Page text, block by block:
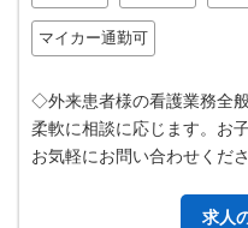
マイカー通勤可
◇外来患者様の看護業務全
柔軟に相談に応じます。お
お気軽にお問い合わせくだ
求人